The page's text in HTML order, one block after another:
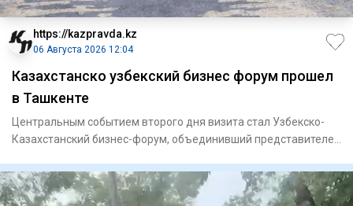
https://kazpravda.kz
06 Августа 2026 12:04
Казахстанско узбекский бизнес форум прошел
в Ташкенте
Центральным событием второго дня визита стал Узбекско-
Казахстанский бизнес-форум, объединивший представителей